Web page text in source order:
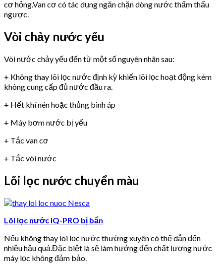
cơ hỏng.Van cơ có tác dụng ngăn chặn dòng nước thẩm thấu
ngược.
Vòi chảy nước yếu
Vòi nước chảy yếu đến từ một số nguyên nhân sau:
+ Không thay lõi lọc nước định kỳ khiến lõi lọc hoạt động kém
không cung cấp đủ nước đầu ra.
+ Hết khí nén hoặc thủng bình áp
+ Máy bơm nước bị yếu
+ Tắc van cơ
+ Tắc vòi nước
Lõi lọc nước chuyển màu
Lõi lọc nước IQ-PRO bị bẩn
Nếu không thay lõi lọc nước thường xuyên có thể dẫn đến
nhiều hậu quả.Đặc biệt là sẽ làm hưởng đến chất lượng nước
máy lọc không đảm bảo.